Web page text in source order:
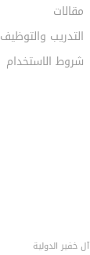
مقالات
التدريب والتوظيف
شروط الاستخدام
الدولية